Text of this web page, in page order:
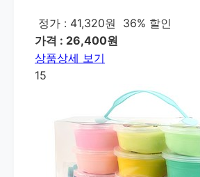
정가 : 41,320원
36% 할인
가격 : 26,400원
상품상세 보기
15